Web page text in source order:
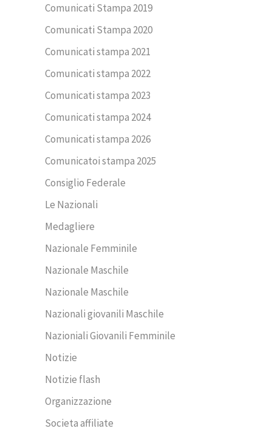
Comunicati Stampa 2019
Comunicati Stampa 2020
Comunicati stampa 2021
Comunicati stampa 2022
Comunicati stampa 2023
Comunicati stampa 2024
Comunicati stampa 2026
Comunicatoi stampa 2025
Consiglio Federale
Le Nazionali
Medagliere
Nazionale Femminile
Nazionale Maschile
Nazionale Maschile
Nazionali giovanili Maschile
Nazioniali Giovanili Femminile
Notizie
Notizie flash
Organizzazione
Societa affiliate